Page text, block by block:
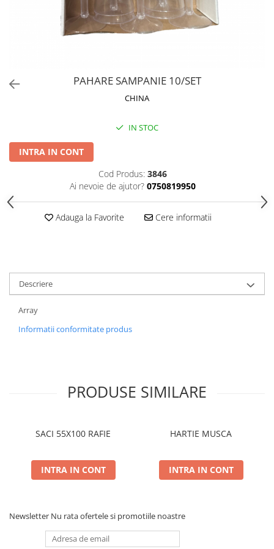
MUSAMA, LINOLEUM
PAHARE SAMPANIE 10/SET
CHINA
IN STOC
INTRA IN CONT
Cod Produs: 3846
Ai nevoie de ajutor? 0750819950
Adauga la Favorite Cere informatii
Descriere
Array
Informatii conformitate produs
PRODUSE SIMILARE
SACI 55X100 RAFIE
INTRA IN CONT
HARTIE MUSCA
INTRA IN CONT
Newsletter Nu rata ofertele si promotiile noastre